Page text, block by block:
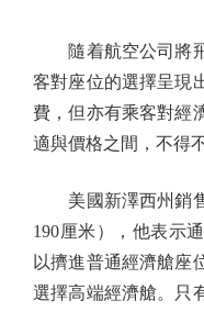
隨着航空公司將飛
客對座位的選擇呈現
費，但亦有乘客對經
適與價格之間，不得
美國新澤西州銷售
190厘米），他表示
以擠進普通經濟艙座
選擇高端經濟艙。只